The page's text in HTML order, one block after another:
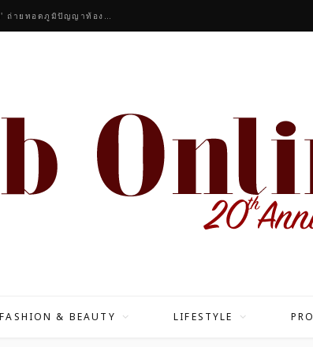
คนดังร่วมชื่นชมคอลเลกชันมาสเตอร์พีซของแบรนด์ 'RAKSAPHAN' ถ่ายทอดภูมิปัญญาท้องถิ่นสู่สุนทรียภาพระดับสากล
FASHION & BEAUTY LIFESTYLE